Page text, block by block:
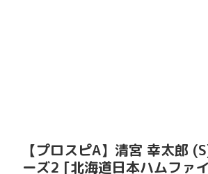
【プロスピA】清宮 幸太郎
ーズ2 [北海道日本ハムファ